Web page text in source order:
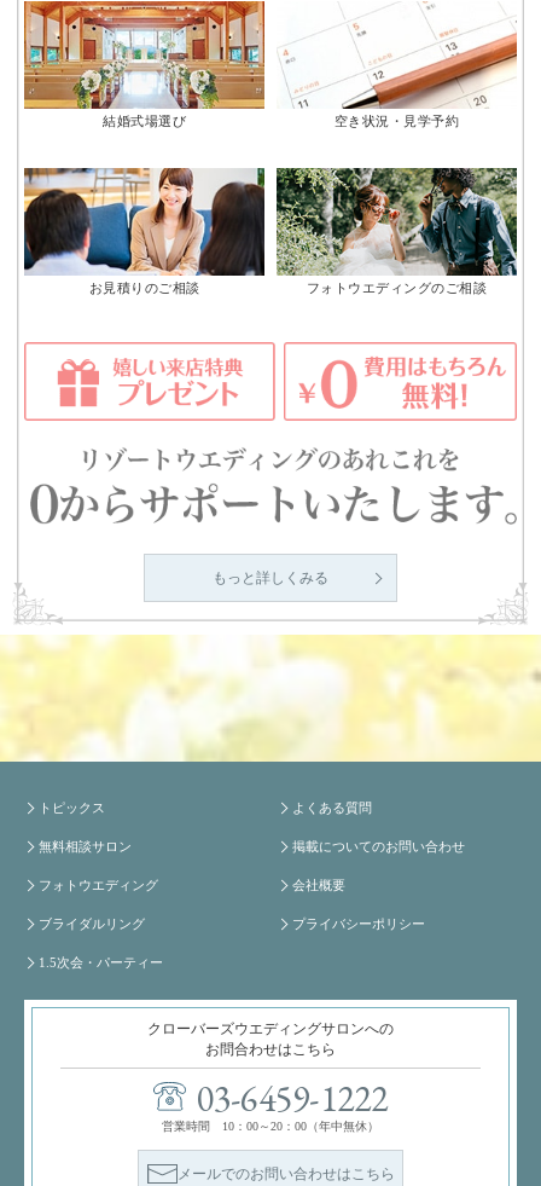
結婚式場選び 空き状況・見学予約
お見積りのご相談 フォトウエディングのご相談
もっと詳しくみる
トピックス
無料相談サロン
フォトウエディング
ブライダルリング
1.5次会・パーティー
よくある質問
掲載についてのお問い合わせ
会社概要
プライバシーポリシー
クローバーズウエディングサロンへの
お問合わせはこちら
03-6459-1222
営業時間 10：00～20：00（年中無休）
メールでのお問い合わせはこちら